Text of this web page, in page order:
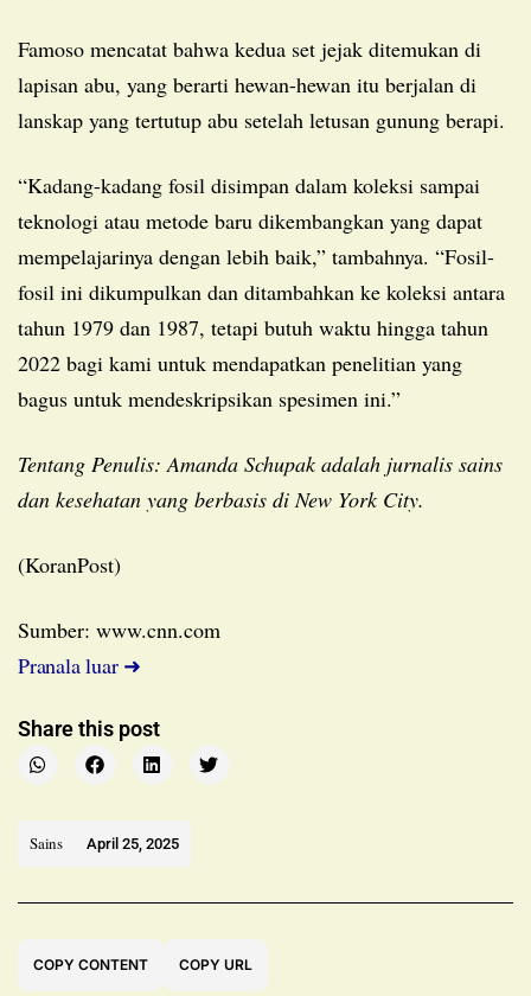
Famoso mencatat bahwa kedua set jejak ditemukan di
lapisan abu, yang berarti hewan-hewan itu berjalan di
lanskap yang tertutup abu setelah letusan gunung berapi.
“Kadang-kadang fosil disimpan dalam koleksi sampai
teknologi atau metode baru dikembangkan yang dapat
mempelajarinya dengan lebih baik,” tambahnya. “Fosil-
fosil ini dikumpulkan dan ditambahkan ke koleksi antara
tahun 1979 dan 1987, tetapi butuh waktu hingga tahun
2022 bagi kami untuk mendapatkan penelitian yang
bagus untuk mendeskripsikan spesimen ini.”
Tentang Penulis: Amanda Schupak adalah jurnalis sains
dan kesehatan yang berbasis di New York City.
(KoranPost)
Sumber: www.cnn.com
Pranala luar ➜
Share this post
Sains April 25, 2025
COPY CONTENT COPY URL